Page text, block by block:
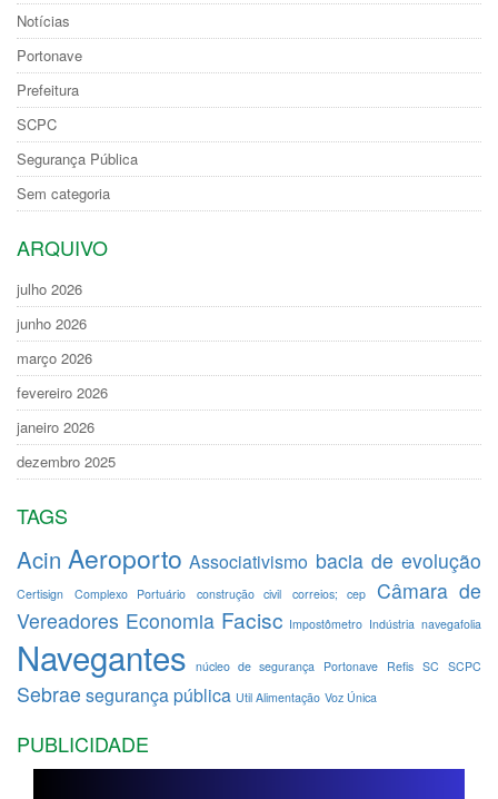
Notícias
Portonave
Prefeitura
SCPC
Segurança Pública
Sem categoria
ARQUIVO
julho 2026
junho 2026
março 2026
fevereiro 2026
janeiro 2026
dezembro 2025
TAGS
Acin Aeroporto Associativismo bacia de evolução
Certisign Complexo Portuário construção civil correios; cep
Câmara de
Vereadores Economia Facisc Impostômetro Indústria navegafolia
Navegantes núcleo de segurança Portonave Refis SC SCPC
Sebrae segurança pública Util Alimentação Voz Única
PUBLICIDADE